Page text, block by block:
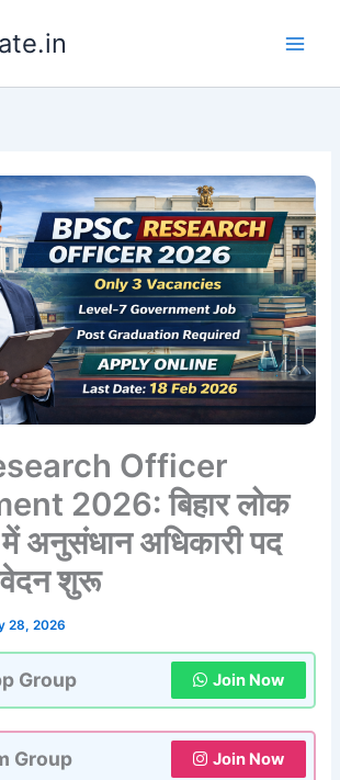
Officer
2026: बिहार लोक
अनुसंधान अधिकारी पद
शुरू
28, 2026
Group Join Now
Group Join Now